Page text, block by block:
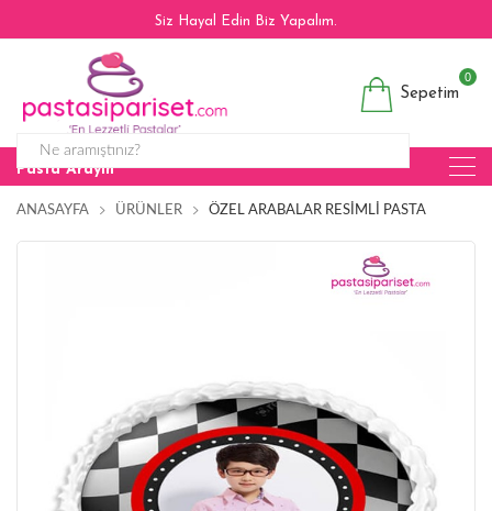
Siz Hayal Edin Biz Yapalım.
Sepetim
0
Pasta Arayın
ANASAYFA ÜRÜNLER ÖZEL ARABALAR RESIMLI PASTA